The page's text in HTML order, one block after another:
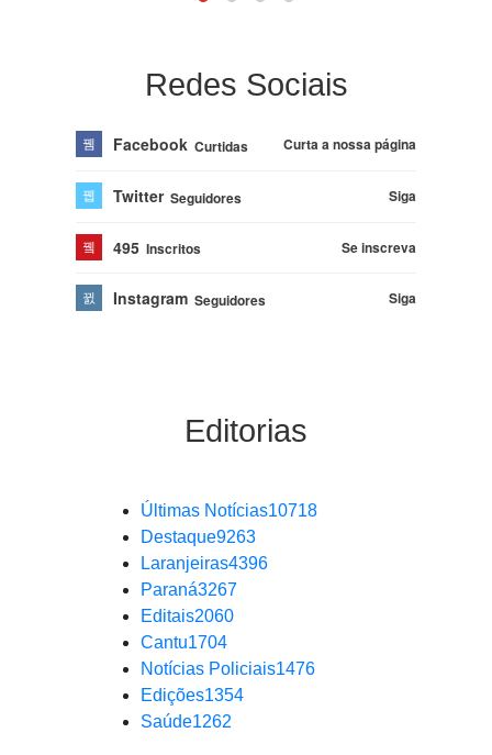
Redes Sociais
Facebook Curtidas Curta a nossa página
Twitter Seguidores Siga
495 Inscritos Se inscreva
Instagram Seguidores Siga
Editorias
Últimas Notícias10718
Destaque9263
Laranjeiras4396
Paraná3267
Editais2060
Cantu1704
Notícias Policiais1476
Edições1354
Saúde1262